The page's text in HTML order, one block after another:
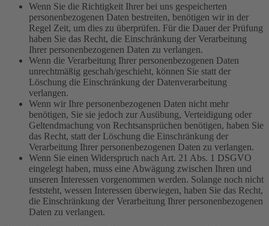
Wenn Sie die Richtigkeit Ihrer bei uns gespeicherten
personenbezogenen Daten bestreiten, benötigen wir in der
Regel Zeit, um dies zu überprüfen. Für die Dauer der Prüfung
haben Sie das Recht, die Einschränkung der Verarbeitung
Ihrer personenbezogenen Daten zu verlangen.
Wenn die Verarbeitung Ihrer personenbezogenen Daten
unrechtmäßig geschah/geschieht, können Sie statt der
Löschung die Einschränkung der Datenverarbeitung
verlangen.
Wenn wir Ihre personenbezogenen Daten nicht mehr
benötigen, Sie sie jedoch zur Ausübung, Verteidigung oder
Geltendmachung von Rechtsansprüchen benötigen, haben Sie
das Recht, statt der Löschung die Einschränkung der
Verarbeitung Ihrer personenbezogenen Daten zu verlangen.
Wenn Sie einen Widerspruch nach Art. 21 Abs. 1 DSGVO
eingelegt haben, muss eine Abwägung zwischen Ihren und
unseren Interessen vorgenommen werden. Solange noch nicht
feststeht, wessen Interessen überwiegen, haben Sie das Recht,
die Einschränkung der Verarbeitung Ihrer personenbezogenen
Daten zu verlangen.